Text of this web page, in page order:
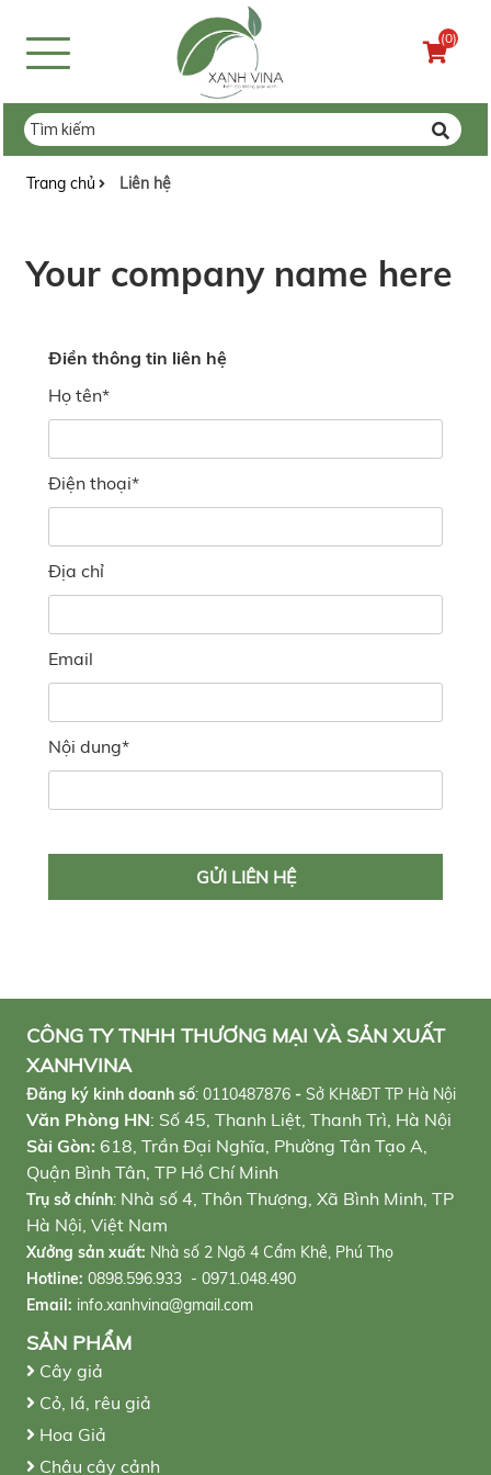
(0)
Trang chủ Liên hệ
Your company name here
Điền thông tin liên hệ
Họ tên*
Điện thoại*
Địa chỉ
Email
Nội dung*
CÔNG TY TNHH THƯƠNG MẠI VÀ SẢN XUẤT
XANHVINA
Đăng ký kinh doanh số: 0110487876 - Sở KH&ĐT TP Hà Nội
Văn Phòng HN: Số 45, Thanh Liệt, Thanh Trì, Hà Nội
Sài Gòn: 618, Trần Đại Nghĩa, Phường Tân Tạo A,
Quận Bình Tân, TP Hồ Chí Minh
Trụ sở chính: Nhà số 4, Thôn Thượng, Xã Bình Minh, TP
Hà Nội, Việt Nam
Xưởng sản xuất: Nhà số 2 Ngõ 4 Cẩm Khê, Phú Thọ
Hotline: 0898.596.933 - 0971.048.490
Email: info.xanhvina@gmail.com
SẢN PHẨM
Cây giả
Cỏ, lá, rêu giả
Hoa Giả
Chậu cây cảnh